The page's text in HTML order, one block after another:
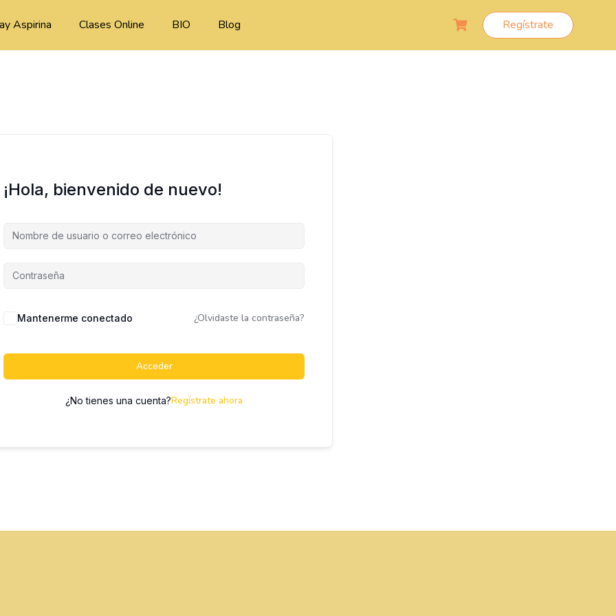
Aspirina Clases Online BIO Blog Regístrate
¡Hola, bienvenido de nuevo!
Mantenerme conectado ¿Olvidaste la contraseña?
Acceder
¿No tienes una cuenta?Regístrate ahora